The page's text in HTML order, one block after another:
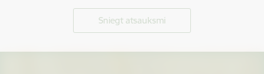
Sniegt atsauksmi